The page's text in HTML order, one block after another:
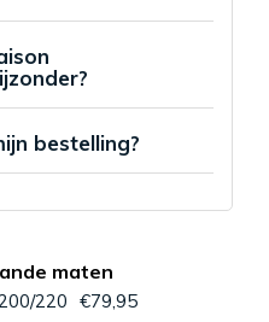
bestelling?
maten
220 €79,95